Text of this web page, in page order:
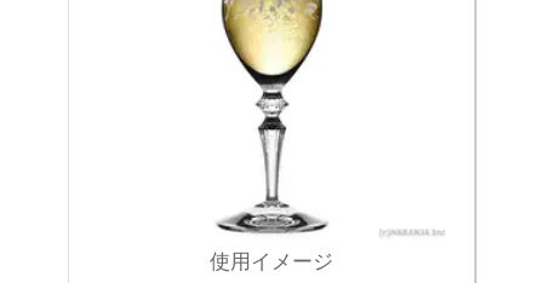
使用イメージ